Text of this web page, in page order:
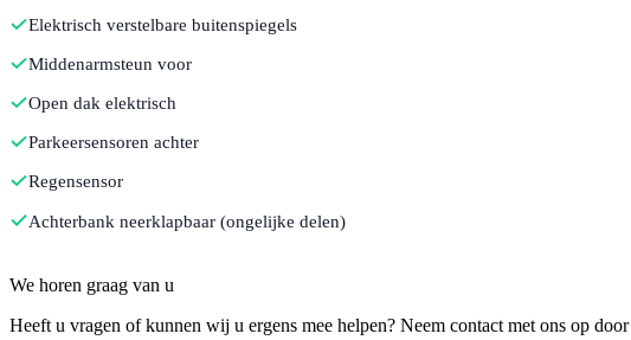
Elektrisch verstelbare buitenspiegels
Middenarmsteun voor
Open dak elektrisch
Parkeersensoren achter
Regensensor
Achterbank neerklapbaar (ongelijke delen)
We horen graag van u
Heeft u vragen of kunnen wij u ergens mee helpen? Neem contact met ons op